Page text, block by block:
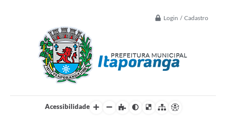
Login / Cadastro
Acessibilidade